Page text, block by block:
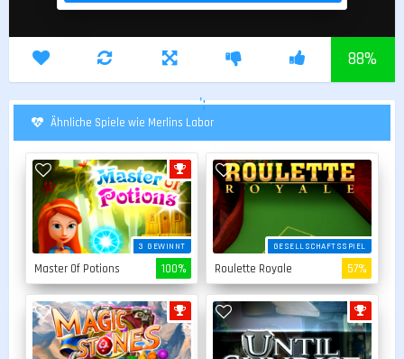
88%
';
Ähnliche Spiele wie Merlins Labor
3 GEWINNT
Master Of Potions 100%
GESELLSCHAFTSSPIEL
Roulette Royale 57%